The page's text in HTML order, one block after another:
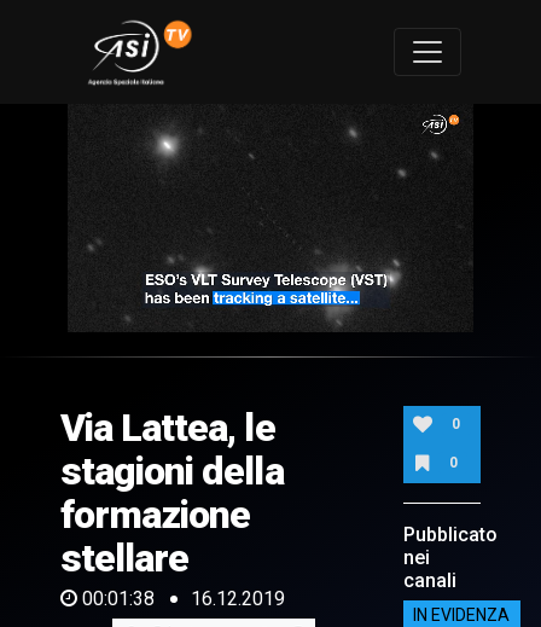
of
38
seconds
Via Lattea, le
stagioni della
formazione
stellare
00:01:38 16.12.2019
0
0
Pubblicato
nei
canali
IN EVIDENZA